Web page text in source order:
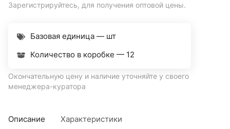
Зарегистрируйтесь, для получения оптовой цены.
Базовая единица — шт
Количество в коробке — 12
Окончательную цену и наличие уточняйте у своего
менеджера-куратора
Описание Характеристики